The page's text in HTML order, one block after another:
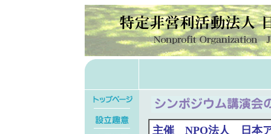
主催 NPO法人 日本ア